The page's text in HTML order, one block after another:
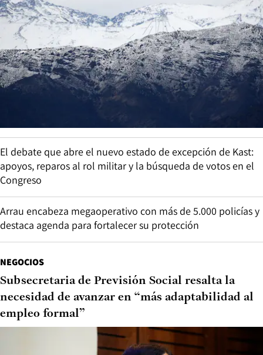
El debate que abre el nuevo estado de excepción de Kast:
apoyos, reparos al rol militar y la búsqueda de votos en el
Congreso
Arrau encabeza megaoperativo con más de 5.000 policías y
destaca agenda para fortalecer su protección
NEGOCIOS
Subsecretaria de Previsión Social resalta la
necesidad de avanzar en “más adaptabilidad al
empleo formal”